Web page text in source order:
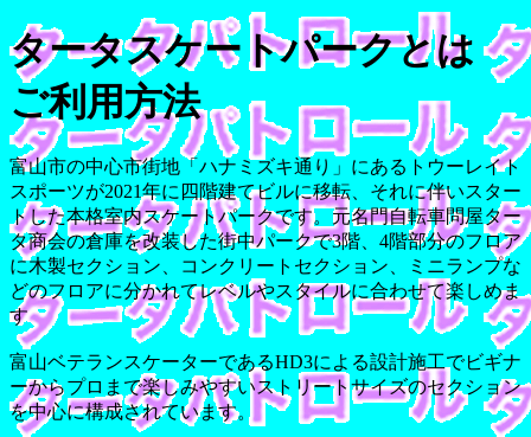
タータスケートパークとは
ご利用方法
富山市の中心市街地「ハナミズキ通り」にあるトウーレイト
スポーツが2021年に四階建てビルに移転、それに伴いスター
トした本格室内スケートパークです。元名門自転車問屋ター
タ商会の倉庫を改装した街中パークで3階、4階部分のフロア
に木製セクション、コンクリートセクション、ミニランプな
どのフロアに分かれてレベルやスタイルに合わせて楽しめま
す
富山ベテランスケーターであるHD3による設計施工でビギナ
ーからプロまで楽しみやすいストリートサイズのセクション
を中心に構成されています。